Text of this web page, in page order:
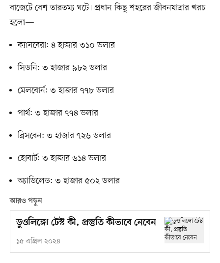
বাজেটে বেশ তারতম্য ঘটে। প্রধান কিছু শহরের জীবনযাত্রার খরচ
হলো—
ক্যানবেরা: ৪ হাজার ৩১০ ডলার
সিডনি: ৩ হাজার ৯৮২ ডলার
মেলবোর্ন: ৩ হাজার ৭৭৮ ডলার
পার্থ: ৩ হাজার ৭৭৪ ডলার
ব্রিসবেন: ৩ হাজার ৭২৬ ডলার
হোবার্ট: ৩ হাজার ৬১৪ ডলার
অ্যাডিলেড: ৩ হাজার ৫০২ ডলার
আরও পড়ুন
ডুওলিঙ্গো টেস্ট কী, প্রস্তুতি কীভাবে নেবেন
১৫ এপ্রিল ২০২৪